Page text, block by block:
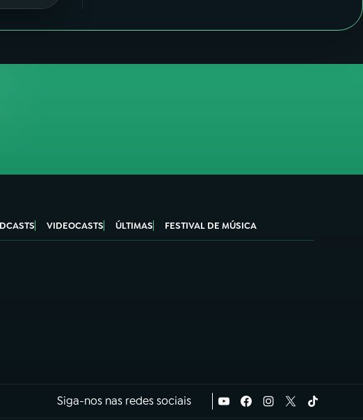
VIDEOCASTS ÚLTIMAS FESTIVAL DE MÚSICA
Siga-nos nas redes sociais